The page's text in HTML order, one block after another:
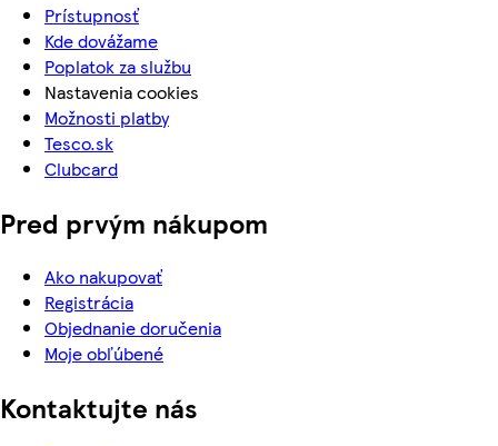
Prístupnosť
Kde dovážame
Poplatok za službu
Nastavenia cookies
Možnosti platby
Tesco.sk
Clubcard
Pred prvým nákupom
Ako nakupovať
Registrácia
Objednanie doručenia
Moje obľúbené
Kontaktujte nás